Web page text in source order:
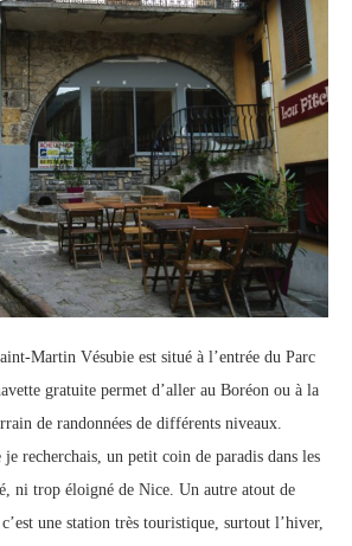
Martin Vésubie est situé à l’entrée du Parc
gratuite permet d’aller au Boréon ou à la
de randonnées de différents niveaux.
recherchais, un petit coin de paradis dans les
ni trop éloigné de Nice. Un autre atout de
une station très touristique, surtout l’hiver,